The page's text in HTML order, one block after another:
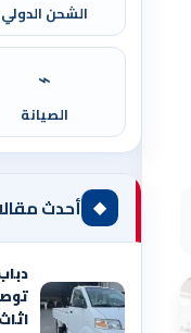
الشحن الدولي
⌁
الصيانة
◆ أحدث